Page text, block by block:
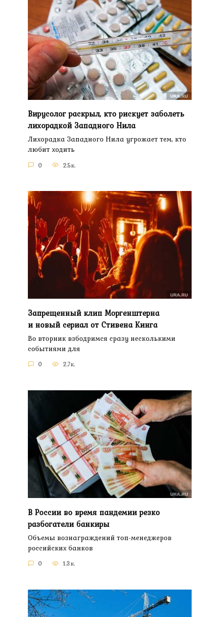
Вирусолог раскрыл, кто рискует заболеть
лихорадкой Западного Нила
Лихорадка Западного Нила угрожает тем, кто
любит ходить
0 2.5к.
Запрещенный клип Моргенштерна
и новый сериал от Стивена Кинга
Во вторник взбодримся сразу несколькими
событиями для
0 2.7к.
В России во время пандемии резко
разбогатели банкиры
Объемы вознаграждений топ-менеджеров
российских банков
0 1.3к.